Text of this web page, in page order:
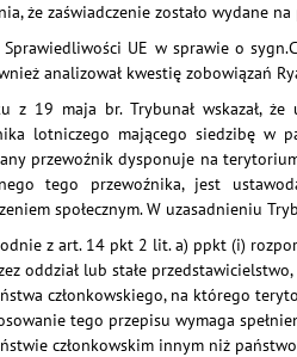
że zaświadczenie zostało wydane
Sprawiedliwości UE w sprawie o
analizował kwestię zobowiązań
z 19 maja br. Trybunał wskazał, że
lotniczego mającego siedzibę w
przewoźnik dysponuje na
tego przewoźnika, jest
społecznym. W uzasadnieniu
z art. 14 pkt 2 lit. a) ppkt (i)
oddział lub stałe
członkowskiego, na którego
tego przepisu wymaga
członkowskim innym niż